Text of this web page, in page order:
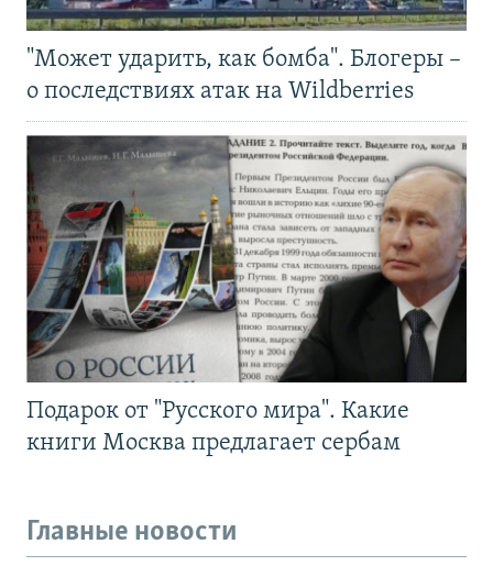
"Может ударить, как бомба". Блогеры –
о последствиях атак на Wildberries
Подарок от "Русского мира". Какие
книги Москва предлагает сербам
Главные новости